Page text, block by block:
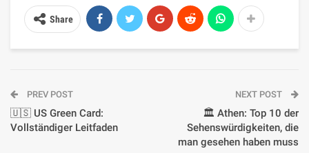
Share
PREV POST
🇺🇸 US Green Card:
Vollständiger Leitfaden
NEXT POST
🏛️ Athen: Top 10 der
Sehenswürdigkeiten, die
man gesehen haben muss